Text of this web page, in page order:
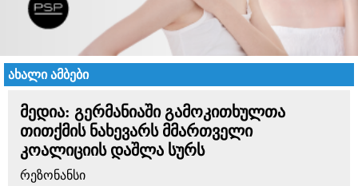
ახალი ამბები
მედია: გერმანიაში გამოკითხულთა
თითქმის ნახევარს მმართველი
კოალიციის დაშლა სურს
რეზონანსი